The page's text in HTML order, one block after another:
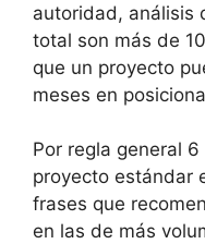
autoridad, análisis
total son más de
que un proyecto
meses en
Por regla general
proyecto estándar
frases que
en las de más